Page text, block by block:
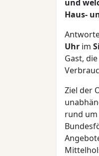
und
Haus-
Uhr im
Gast,
Ziel der
rund um